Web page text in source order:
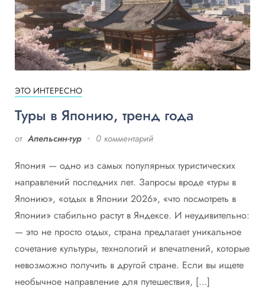
ЭТО ИНТЕРЕСНО
Туры в Японию, тренд года
от Апельсин-тур 0 комментарий
Япония — одно из самых популярных туристических
направлений последних лет. Запросы вроде «туры в
Японию», «отдых в Японии 2026», «что посмотреть в
Японии» стабильно растут в Яндексе. И неудивительно:
— это не просто отдых, страна предлагает уникальное
сочетание культуры, технологий и впечатлений, которые
невозможно получить в другой стране. Если вы ищете
необычное направление для путешествия, […]